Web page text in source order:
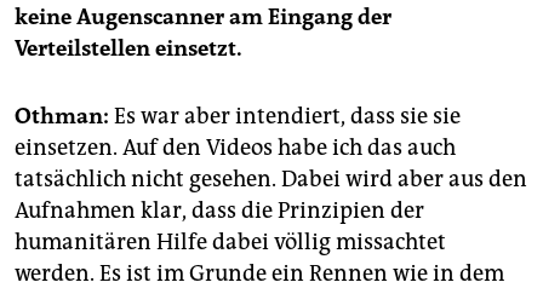
keine Augenscanner am Eingang der
Verteilstellen einsetzt.
Othman: Es war aber intendiert, dass sie sie
einsetzen. Auf den Videos habe ich das auch
tatsächlich nicht gesehen. Dabei wird aber aus den
Aufnahmen klar, dass die Prinzipien der
humanitären Hilfe dabei völlig missachtet
werden. Es ist im Grunde ein Rennen wie in dem